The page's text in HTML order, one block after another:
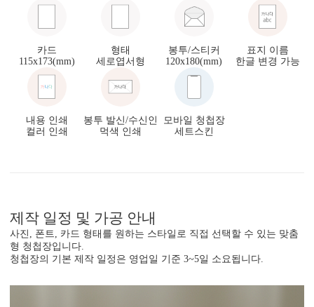
카드
115x173(mm)
형태
세로엽서형
봉투/스티커
120x180(mm)
표지 이름
한글 변경 가능
내용 인쇄
컬러 인쇄
봉투 발신/수신인
먹색 인쇄
모바일 청첩장
세트스킨
제작 일정 및 가공 안내
사진, 폰트, 카드 형태를 원하는 스타일로 직접 선택할 수 있는 맞춤
형 청첩장입니다.
청첩장의 기본 제작 일정은 영업일 기준 3~5일 소요됩니다.